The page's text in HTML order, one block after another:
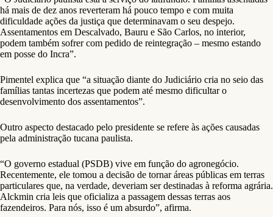
há mais de dez anos reverteram há pouco tempo e com muita
dificuldade ações da justiça que determinavam o seu despejo.
Assentamentos em Descalvado, Bauru e São Carlos, no interior,
podem também sofrer com pedido de reintegração – mesmo estando
em posse do Incra”.
Pimentel explica que “a situação diante do Judiciário cria no seio das
famílias tantas incertezas que podem até mesmo dificultar o
desenvolvimento dos assentamentos”.
Outro aspecto destacado pelo presidente se refere às ações causadas
pela administração tucana paulista.
“O governo estadual (PSDB) vive em função do agronegócio.
Recentemente, ele tomou a decisão de tornar áreas públicas em terras
particulares que, na verdade, deveriam ser destinadas à reforma agrária.
Alckmin cria leis que oficializa a passagem dessas terras aos
fazendeiros. Para nós, isso é um absurdo”, afirma.